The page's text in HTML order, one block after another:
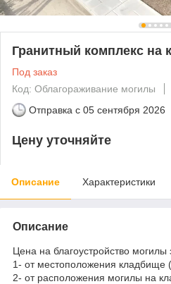
Гранитный комплекс на
Под заказ
Код: Облагораживание могилы
Отправка с 05 сентября 2026
Цену уточняйте
Описание Характеристики
Описание
Цена на благоустройство могилы
1- от местоположения кладбище
2- от расположения могилы на